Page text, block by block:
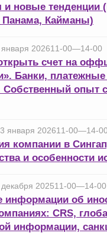
и новые тенденции
Кайманы)
202611-00—14-00
счет на
Банки,
Собственный опыт
января 202611-00—14-00
компании в
и особенности
202511-00—14-00
информации об
CRS,
информации,